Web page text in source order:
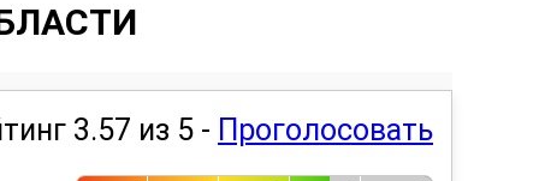
3.57 из 5 - Проголосовать